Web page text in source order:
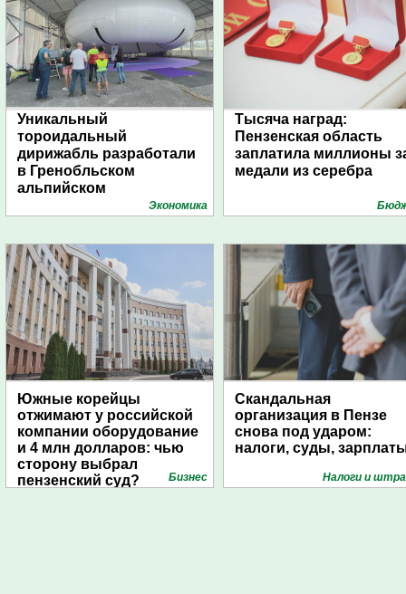
Уникальный
тороидальный
дирижабль разработали
в Гренобльском
альпийском
Экономика
Тысяча наград:
Пензенская область
заплатила миллионы
медали из серебра
Южные корейцы
отжимают у российской
компании оборудование
и 4 млн долларов: чью
сторону выбрал
пензенский суд?
Бизнес
Скандальная
организация в Пензе
снова под ударом:
налоги, суды,
Налоги и